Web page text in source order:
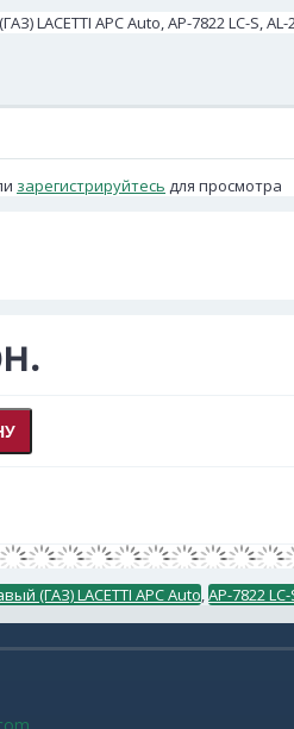
LACETTI АРС Auto, АР-7822 LC-S,
зарегистрируйтесь для просмотра
(ГАЗ) LACETTI АРС Auto,АР-7822 LC-